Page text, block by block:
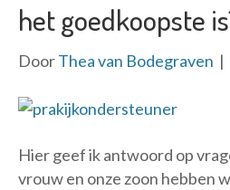
het goedkoopste
DoorThea van Bodegraven |
Hier geef ik antwoord op
vrouw en onze zoon hebben